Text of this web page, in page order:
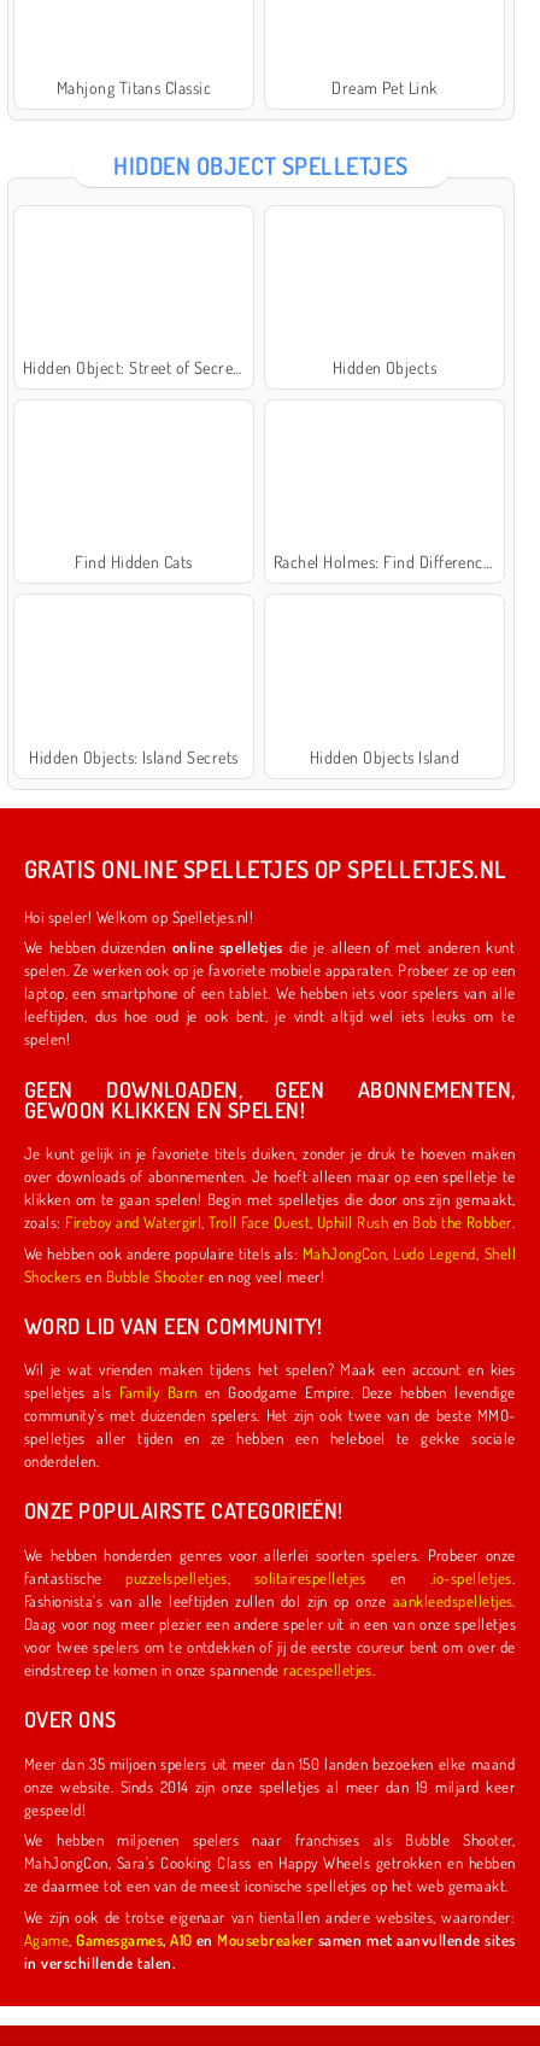
Mahjong Titans Classic Dream Pet Link
HIDDEN OBJECT SPELLETJES
Hidden Objects
Find Hidden Cats
Hidden Objects: Island Secrets Hidden Objects Island
GRATIS ONLINE SPELLETJES OP SPELLETJES.NL
Hoi speler! Welkom op Spelletjes.nl!
We hebben duizenden online spelletjes die je alleen of met anderen kunt
spelen. Ze werken ook op je favoriete mobiele apparaten. Probeer ze op een
laptop, een smartphone of een tablet. We hebben iets voor spelers van alle
leeftijden, dus hoe oud je ook bent, je vindt altijd wel iets leuks om te
spelen!
GEEN DOWNLOADEN, GEEN ABONNEMENTEN,
GEWOON KLIKKEN EN SPELEN!
Je kunt gelijk in je favoriete titels duiken, zonder je druk te hoeven maken
over downloads of abonnementen. Je hoeft alleen maar op een spelletje te
klikken om te gaan spelen! Begin met spelletjes die door ons zijn gemaakt,
zoals:
Fireboy and Watergirl ,Troll Face Quest Uphill Rush en Bob the Robber
We hebben ook andere populaire titels als: MahJongCon Ludo Legend Shell
Shockers en Bubble Shooter en nog veel meer!
WORD LID VAN EEN COMMUNITY!
Wil je wat vrienden maken tijdens het spelen? Maak een account en kies
spelletjes als
Family Barn en Goodgame Empire. Deze hebben levendige
community's met duizenden spelers. Het zijn ook twee van de beste MMO-
spelletjes aller tijden en ze hebben een heleboel te gekke sociale
onderdelen.
ONZE POPULAIRSTE CATEGORIEËN!
We hebben honderden genres voor allerlei soorten spelers. Probeer onze
fantastischepuzzelspelletjes solitairespelletjes en .io-spelletjes
Fashionista's van alle leeftijden zullen dol zijn op onze aankleedspelletjes
Daag voor nog meer plezier een andere speler uit in een van onze spelletjes
voor twee spelers om te ontdekken of jij de eerste coureur bent om over de
eindstreep te komen in onze spannenderacespelletjes
OVER ONS
Meer dan 35 miljoen spelers uit meer dan 150 landen bezoeken elke maand
onze website. Sinds 2014 zijn onze spelletjes al meer dan 19 miljard keer
gespeeld!
We hebben miljoenen spelers naar franchises als Bubble Shooter,
MahJongCon, Sara's Cooking Class en Happy Wheels getrokken en hebben
ze daarmee tot een van de meest iconische spelletjes op het web gemaakt.
We zijn ook de trotse eigenaar van tientallen andere websites, waaronder:
Agame ,Gamesgames,A10 enMousebreaker samen met aanvullende sites
in verschillende talen.